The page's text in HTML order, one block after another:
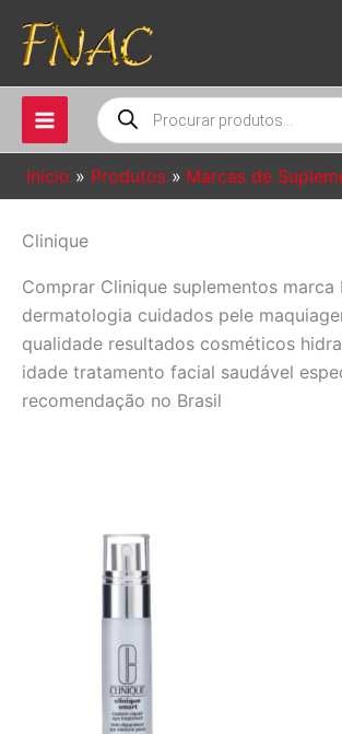
para
conteúdo
Pesquisar
produtos
Início Produtos Marcas de
Clinique
Comprar Clinique suplementos marca
dermatologia cuidados pele
qualidade resultados cosméticos
idade tratamento facial saudável
recomendação no Brasil